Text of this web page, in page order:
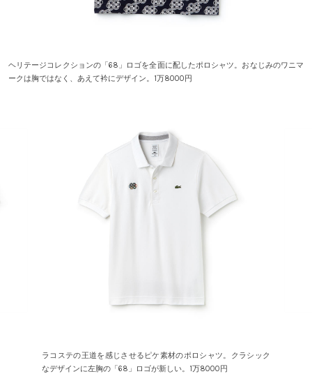
ヘリテージコレクションの「68」ロゴを全面に配したポロシャツ。おなじみのワニマ
ークは胸ではなく、あえて衿にデザイン。1万8000円
ラコステの王道を感じさせるピケ素材のポロシャツ。クラシック
なデザインに左胸の「68」ロゴが新しい。1万8000円